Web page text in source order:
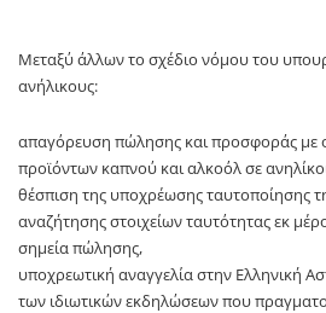
Μεταξύ άλλων το σχέδιο νόμου του
ανήλικους:
απαγόρευση πώλησης και προσφοράς με
προϊόντων καπνού και αλκοόλ σε
θέσπιση της υποχρέωσης ταυτοποίησης
αναζήτησης στοιχείων ταυτότητας εκ
σημεία πώλησης,
υποχρεωτική αναγγελία στην Ελληνική
των ιδιωτικών εκδηλώσεων που